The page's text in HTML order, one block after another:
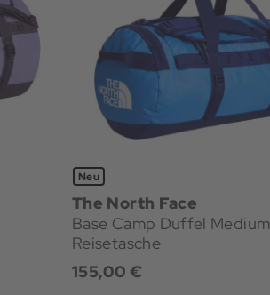
Neu
The North Face
Base Camp Duffel Medium
Reisetasche
155,00 €